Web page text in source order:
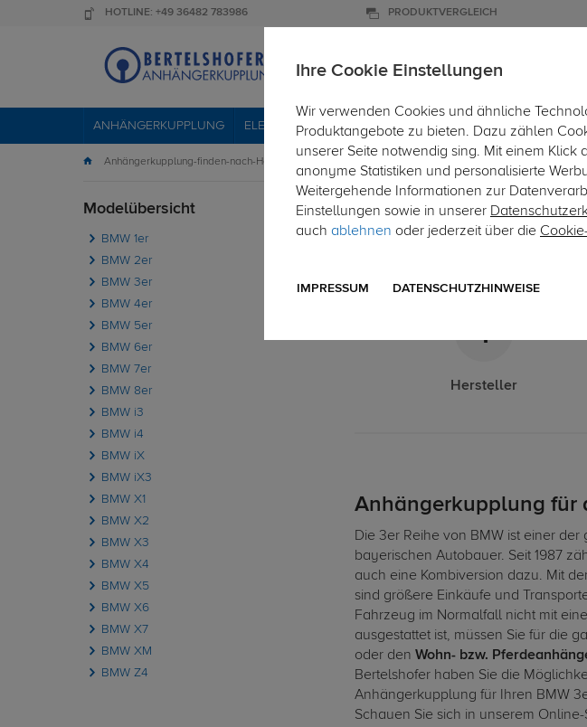
HOTLINE: +49 36482 783986 PRODUKTVERGLEICH
ANHÄNGERKUPPLUNG ELEKTROSÄTZE DACHTRÄGER DACHBOXEN
Anhängerkupplung-finden-nach-Hersteller
Modelübersicht
BMW 1er
BMW 2er
BMW 3er
BMW 4er
BMW 5er
BMW 6er
BMW 7er
BMW 8er
BMW i3
BMW i4
BMW iX
BMW iX3
BMW X1
BMW X2
BMW X3
BMW X4
BMW X5
BMW X6
BMW X7
BMW XM
BMW Z4
PKW-
Die folgende Auflistung schützt Sie
1
Hersteller
Anhängerkupplung für
Die 3er Reihe von BMW ist einer der
bayerischen Autobauer. Seit 1987
auch eine Kombiversion dazu. Mit
sind größere Einkäufe und
Fahrzeug im Normalfall nicht mit
ausgestattet ist, müssen Sie für die
oder den Wohn- bzw.
Bertelshofer haben Sie die
Anhängerkupplung für Ihren BMW
Schauen Sie sich in unserem
Ihre Cookie Einstellungen
Wir verwenden Cookies und ähnliche
Produktangebote zu bieten. Dazu zählen
unserer Seite notwendig sing. Mit einem
anonyme Statistiken und personalisierte
Weitergehende Informationen zur
Einstellungen sowie in unserer
auch ablehnen oder jederzeit über die
IMPRESSUM DATENSCHUTZHINWEISE